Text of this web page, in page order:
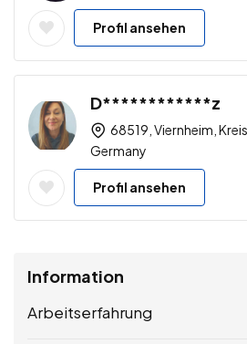
Profil ansehen
D************z
68519, Viernheim,
Germany
Profil ansehen
Information
Arbeitserfahrung